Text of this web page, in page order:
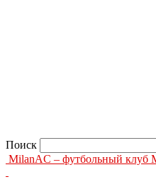
Поиск
MilanAC – футбольный клуб